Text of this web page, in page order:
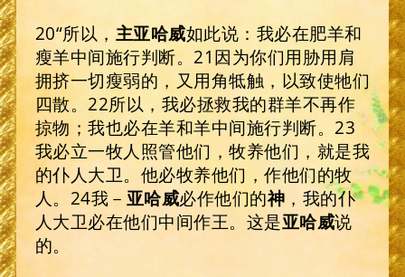
20“所以， 主亚哈威如此说：我必在肥羊和
瘦羊中间施行判断。21因为你们用胁用肩
拥挤一切瘦弱的，又用角牴触，以致使牠们
四散。22所以，我必拯救我的群羊不再作
掠物；我也必在羊和羊中间施行判断。23
我必立一牧人照管他们，牧养他们，就是我
的仆人大卫。他必牧养他们，作他们的牧
人。24我－ 亚哈威必作他们的神 ，我的仆
人大卫必在他们中间作王。这是亚哈威说
的。